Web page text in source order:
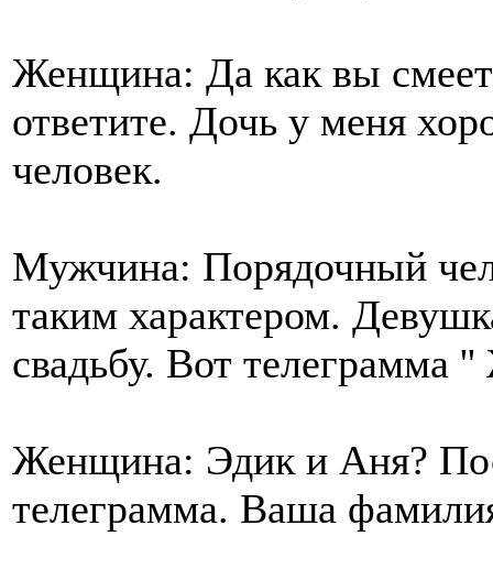
Женщина: Да как вы
ответите. Дочь у меня
человек.
Мужчина: Порядочный
таким характером.
свадьбу. Вот телеграмма
Женщина: Эдик и Аня?
телеграмма. Ваша